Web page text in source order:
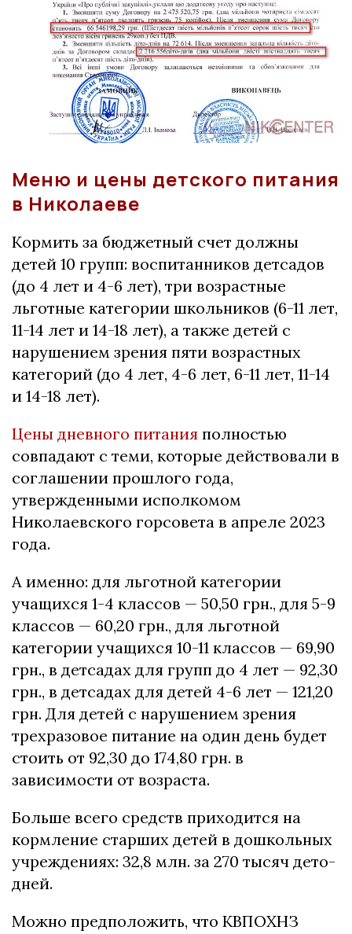
Меню и цены детского питания
в Николаеве
Кормить за бюджетный счет должны
детей 10 групп: воспитанников детсадов
(до 4 лет и 4-6 лет), три возрастные
льготные категории школьников (6-11 лет,
11-14 лет и 14-18 лет), а также детей с
нарушением зрения пяти возрастных
категорий (до 4 лет, 4-6 лет, 6-11 лет, 11-14
и 14-18 лет).
Цены дневного питания полностью
совпадают с теми, которые действовали в
соглашении прошлого года,
утвержденными исполкомом
Николаевского горсовета в апреле 2023
года.
А именно: для льготной категории
учащихся 1-4 классов — 50,50 грн., для 5-9
классов — 60,20 грн., для льготной
категории учащихся 10-11 классов — 69,90
грн., в детсадах для групп до 4 лет — 92,30
грн., в детсадах для детей 4-6 лет — 121,20
грн. Для детей с нарушением зрения
трехразовое питание на один день будет
стоить от 92,30 до 174,80 грн. в
зависимости от возраста.
Больше всего средств приходится на
кормление старших детей в дошкольных
учреждениях: 32,8 млн. за 270 тысяч дето-
дней.
Можно предположить, что КВПОХНЗ